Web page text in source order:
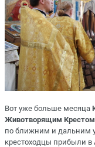
Вот уже больше месяца
Животворящим Крестом
по ближним и дальним
крестоходцы прибыли в